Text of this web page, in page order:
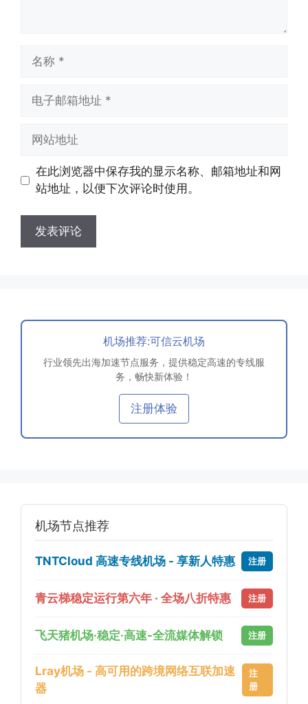
址
址
在此浏览器中保存我的显示名称、邮箱地址和网
站地址，以便下次评论时使用。
机场推荐:可信云机场
行业领先出海加速节点服务，提供稳定高速的专线服
务，畅快新体验！
注册体验
机场节点推荐
TNTCloud 高速专线机场 - 享新人特惠 注册
青云梯稳定运行第六年 · 全场八折特惠 注册
飞天猪机场·稳定·高速-全流媒体解锁 注册
Lray机场 - 高可用的跨境网络互联加速
器
注
册